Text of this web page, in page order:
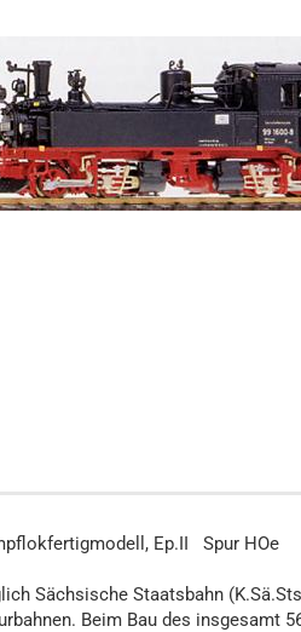
Ep.II Spur HOe
Sächsische Staatsbahn
Beim Bau des insgesamt